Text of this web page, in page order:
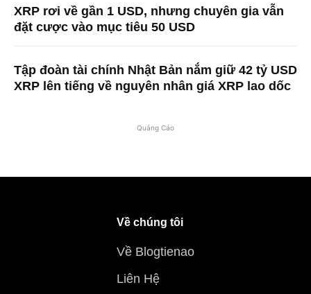
XRP rơi về gần 1 USD, nhưng chuyên gia vẫn
đặt cược vào mục tiêu 50 USD
Tập đoàn tài chính Nhật Bản nắm giữ 42 tỷ USD
XRP lên tiếng về nguyên nhân giá XRP lao dốc
Quảng Cáo
Về chúng tôi
Về Blogtienao
Liên Hệ